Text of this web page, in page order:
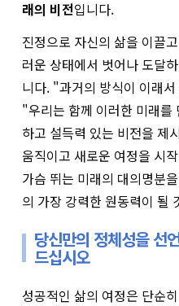
래의 비전입니다.
진정으로 자신의 삶을 이끌
러운 상태에서 벗어나 도달
니다. "과거의 방식이 이래
"우리는 함께 이러한 미래를
하고 설득력 있는 비전을 제
움직이고 새로운 여정을 시
가슴 뛰는 미래의 대의명분
의 가장 강력한 원동력이 될
당신만의 정체성을 선
드십시오
성공적인 삶의 여정은 단순